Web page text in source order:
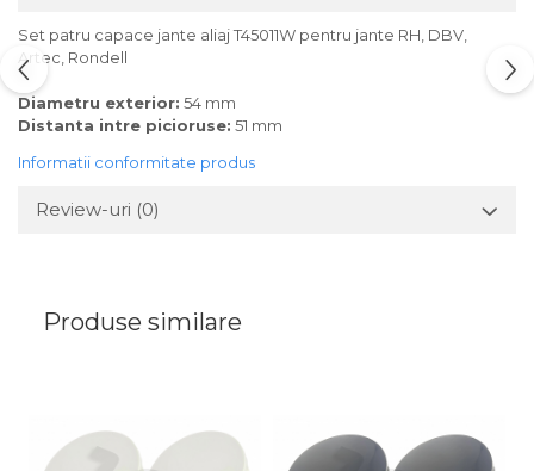
Set patru capace jante aliaj T45011W pentru jante RH, DBV,
Artec, Rondell
Diametru exterior: 54 mm
Distanta intre picioruse: 51 mm
Informatii conformitate produs
Review-uri (0)
Produse similare